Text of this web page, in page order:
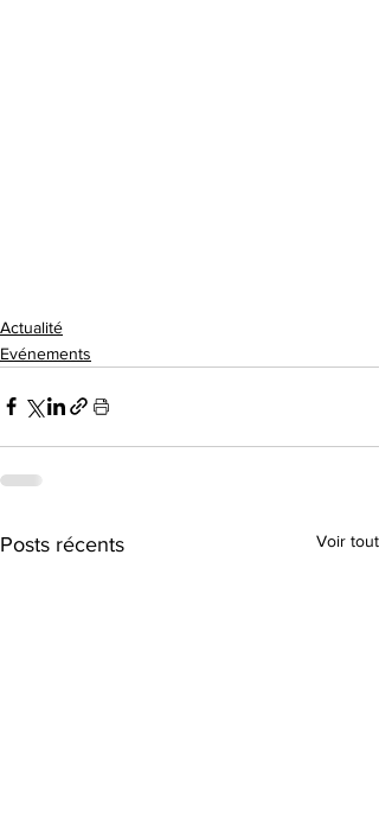
Actualité
Evénements
Posts récents Voir tout